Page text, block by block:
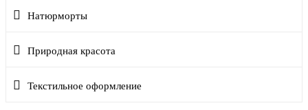
Натюрморты
Природная красота
Текстильное оформление